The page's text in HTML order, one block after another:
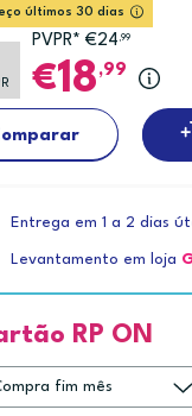
últimos 30 dias
PVPR* €24 ,99
18 ,99
Entrega em 1 a 2 dias
Levantamento em loja
RP ON